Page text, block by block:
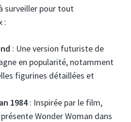
surveiller pour tout
:
: Une version futuriste de
en popularité, notamment
figurines détaillées et
1984 : Inspirée par le film,
Wonder Woman dans